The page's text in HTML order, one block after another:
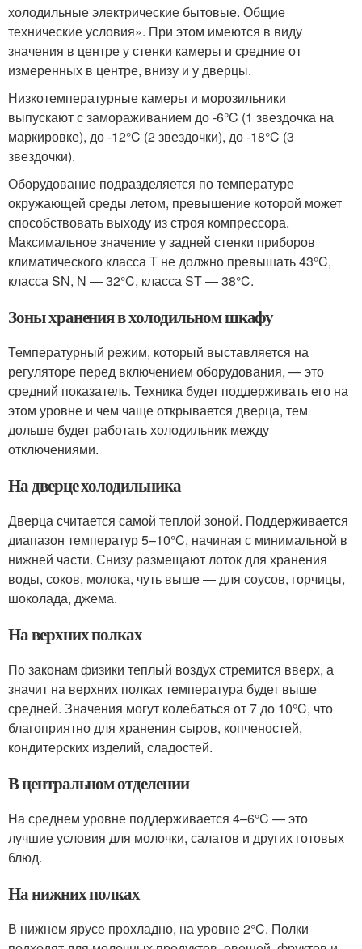
холодильные электрические бытовые. Общие
технические условия». При этом имеются в виду
значения в центре у стенки камеры и средние от
измеренных в центре, внизу и у дверцы.
Низкотемпературные камеры и морозильники
выпускают с замораживанием до -6°C (1 звездочка на
маркировке), до -12°C (2 звездочки), до -18°C (3
звездочки).
Оборудование подразделяется по температуре
окружающей среды летом, превышение которой может
способствовать выходу из строя компрессора.
Максимальное значение у задней стенки приборов
климатического класса Т не должно превышать 43°C,
класса SN, N — 32°C, класса ST — 38°C.
Зоны хранения в холодильном шкафу
Температурный режим, который выставляется на
регуляторе перед включением оборудования, — это
средний показатель. Техника будет поддерживать его на
этом уровне и чем чаще открывается дверца, тем
дольше будет работать холодильник между
отключениями.
На дверце холодильника
Дверца считается самой теплой зоной. Поддерживается
диапазон температур 5–10°C, начиная с минимальной в
нижней части. Снизу размещают лоток для хранения
воды, соков, молока, чуть выше — для соусов, горчицы,
шоколада, джема.
На верхних полках
По законам физики теплый воздух стремится вверх, а
значит на верхних полках температура будет выше
средней. Значения могут колебаться от 7 до 10°C, что
благоприятно для хранения сыров, копченостей,
кондитерских изделий, сладостей.
В центральном отделении
На среднем уровне поддерживается 4–6°C — это
лучшие условия для молочки, салатов и других готовых
блюд.
На нижних полках
В нижнем ярусе прохладно, на уровне 2°C. Полки